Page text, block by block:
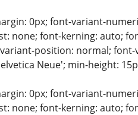
0px; font-variant-
none; font-kerning: auto;
position: normal;
Neue'; min-height:
0px; font-variant-
none; font-kerning: auto;